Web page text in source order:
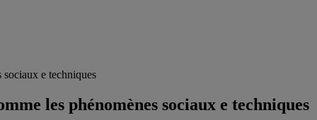
sociaux e techniques
les phénomènes sociaux e techniques